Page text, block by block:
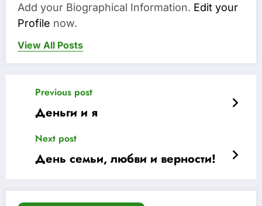
Add your Biographical Information. Edit your
Profile now.
View All Posts
Previous post
Деньги и я
Next post
День семьи, любви и верности!